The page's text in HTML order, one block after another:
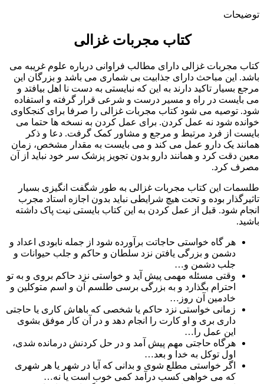
توضیحات
کتاب مجربات غزالی
کتاب مجربات غزالی دارای مطالب فراوانی درباره علوم غریبه می
باشد. این مباحث دارای جذابیت بی شماری می باشد و بزرگان این
مرجع بسیار تاکید دارند به این که نبایستی به دست نا اهل بیافتد و
می بایست در راه و مسیر درست و شرعی قرار گرفته و استفاده
شود. توصیه می شود کتاب مجربات غزالی را صرفا برای کنجکاوی
خوانده شود نه عمل کردن. برای عمل کردن به نسخه ها حتما می
بایست از فرد مرتبط و مرجع و مشاور کمک گرفت. دعا و ذکر
همانند یک دارو عمل می کند و می بایست به مقدار مشخص، زمان
معین دقت کرد و همانند دارو بدون تجویز پزشک سر خود نباید از آن
مصرف کرد.
طلسمات این کتاب مجربات غزالی به طور شگفت انگیزی بسیار
تاثیرگذار بوده و تحت هیچ شرایطی نباید بدون اجازه استاد مجرب
انجام شود. قبل از عمل کردن به این کتاب بایستی نیت پاک داشته
باشید.
هر گاه خواستی حاجاتت برآورده شود از جمله نابودی اعداد و
دشمن و بزرگی یافتن نزد سلطان و حاکم و جلب حیوانات و
جلب دشمن و…
وقتی مسئله مهمی پیش آید و خواستی نزد حاکم بروی و به تو
احترام بگذارد و به بزرگی برسی طلسم آن و اسم متوکلین و
خادمین آن روز…
زمانی خواستی نزد حاکم یا شخصی که باهاش کاری یا حاجتی
داری بری و او کارت را انجام دهد و در آن کار موفق بشوی
این عمل را…
هرگاه حاجتی مهم پیش آمد و در حل کردنش درمانده شدی،
اول توکل به خدا و بعد…
اگر خواستی مطلع شوی و بدانی که آیا در شهر یا هر شهری
که می خواهی کسب درآمد کمی خوب است یا نه…